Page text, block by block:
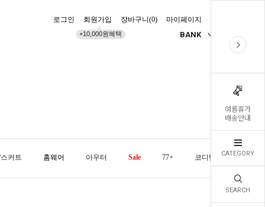
여름휴가
배송안내
CATEGORY
SEARCH
로그인 회원가입
+10,000원혜택
장바구니(0) 마이페이지
BANK
커트 홈웨어 아우터 Sale 77+ 코디템 오늘발송